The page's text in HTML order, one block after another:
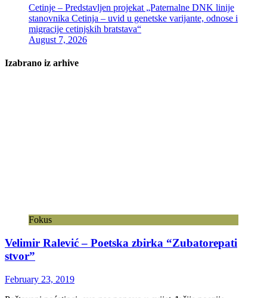
Cetinje – Predstavljen projekat „Paternalne DNK linije
stanovnika Cetinja – uvid u genetske varijante, odnose i
migracije cetinjskih bratstava“
August 7, 2026
Izabrano iz arhive
Fokus
Velimir Ralević – Poetska zbirka “Zubatorepati
stvor”
February 23, 2019